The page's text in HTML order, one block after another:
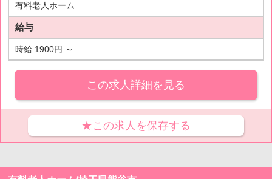
有料老人ホーム
給与
時給 1900円 ～
この求人詳細を見る
★この求人を保存する